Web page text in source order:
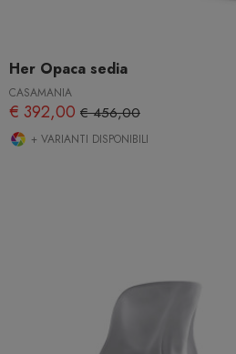
Her Opaca sedia
CASAMANIA
€ 392,00 € 456,00
+ VARIANTI DISPONIBILI